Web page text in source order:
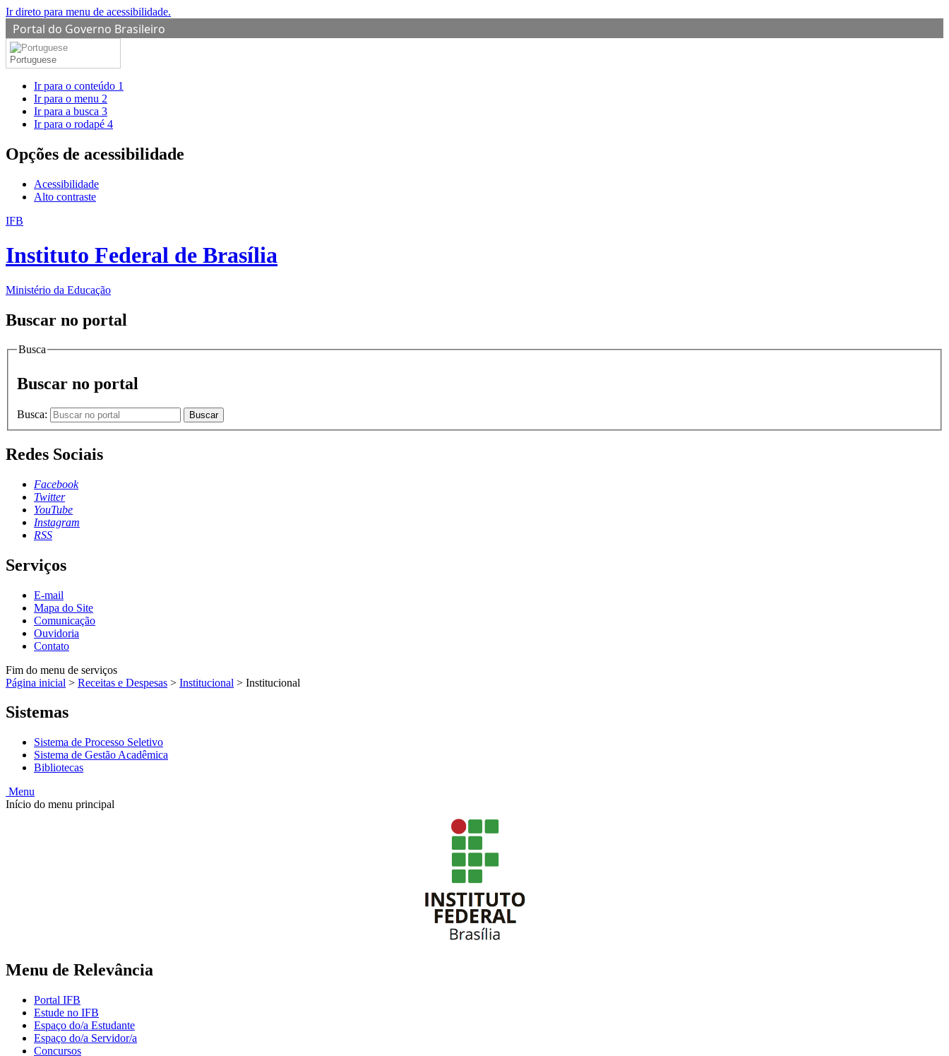
Ir direto para menu de acessibilidade.
Portal do Governo Brasileiro
Portuguese
Ir para o conteúdo 1
Ir para o menu 2
Ir para a busca 3
Ir para o rodapé 4
Opções de acessibilidade
Acessibilidade
Alto contraste
IFB
Instituto Federal de Brasília
Ministério da Educação
Buscar no portal
Busca
Buscar no portal
Busca: Buscar
Redes Sociais
Facebook
Twitter
YouTube
Instagram
RSS
Serviços
E-mail
Mapa do Site
Comunicação
Ouvidoria
Contato
Fim do menu de serviços
Página inicial > Receitas e Despesas > Institucional > Institucional
Sistemas
Sistema de Processo Seletivo
Sistema de Gestão Acadêmica
Bibliotecas
Menu
Início do menu principal
Menu de Relevância
Portal IFB
Estude no IFB
Espaço do/a Estudante
Espaço do/a Servidor/a
Concursos